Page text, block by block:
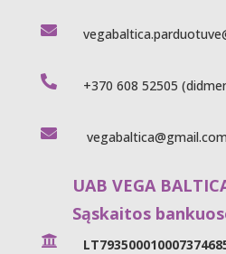

 +370 608 52505
 vegabaltica@gmail.com
UAB VEGA
Sąskaitos
